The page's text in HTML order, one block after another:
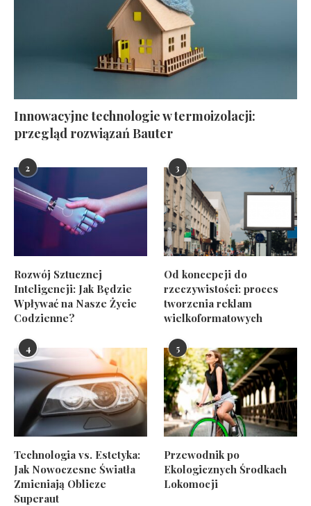
Innowacyjne technologie w termoizolacji:
przegląd rozwiązań Bauter
2
Rozwój Sztucznej
Inteligencji: Jak Będzie
Wpływać na Nasze Życie
Codzienne?
3
Od koncepcji do
rzeczywistości: proces
tworzenia reklam
wielkoformatowych
4
Technologia vs. Estetyka:
Jak Nowoczesne Światła
Zmieniają Oblicze
Superaut
5
Przewodnik po
Ekologicznych Środkach
Lokomocji